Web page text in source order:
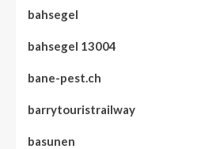
bahsegel
bahsegel 13004
bane-pest.ch
barrytouristrailway
basunen